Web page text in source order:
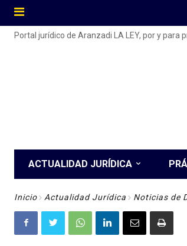
Portal jurídico de Aranzadi LA LEY, por y para
ACTUALIDAD JURÍDICA
Inicio Actualidad Jurídica Noticias de